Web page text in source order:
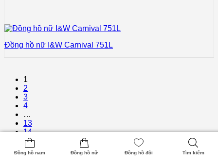
Đồng hồ nữ I&W Carnival 751L
1
2
3
4
…
13
14
15
Đồng hồ nam Đồng hồ nữ Đồng hồ đôi Tìm kiếm